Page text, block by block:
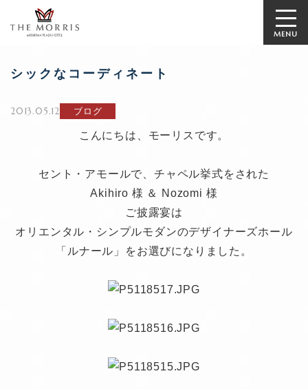
MENU
シックなコーディネート
2013.05.12 ブログ
こんにちは、モーリスです。
セント・アモールで、チャペル挙式をされた
Akihiro 様 ＆ Nozomi 様
ご披露宴は
オリエンタル・シンプルモダンのデザイナーズホール
「ルナール」をお選びになりました。